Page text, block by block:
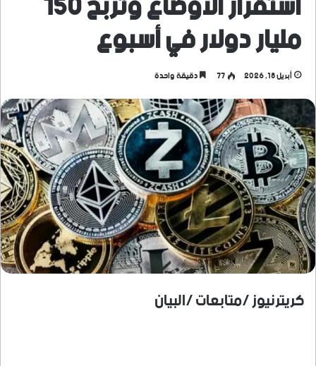
مليار دولار في أسبوع
أبريل 18, 2026 77 دقيقة واحدة
كريترنيوز /متابعات /البيان